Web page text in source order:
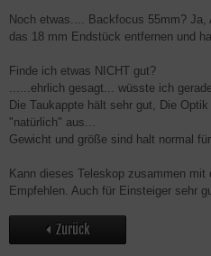
Noch etwas.... Backfocus 55mm?
das 18 mm Endstück entfernen und
Finde ich etwas NICHT gut?
......ehrlich gesagt... wüsste ich
Die Taukappte hält sehr gut, Die
"natürlich" aus...
Gewicht und größe sind halt normal
Kann dieses Teleskop zusammen
Empfehlen. Auch für Einsteiger sehr
Zurück